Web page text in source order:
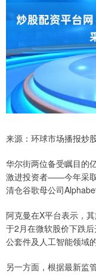
来源：环球市场播报炒
华尔街两位备受瞩目的
激进投资者——今年采
清仓谷歌母公司
阿克曼在X平台表示，
于2月在微软股价下跌
公套件及人工智能领域
另一方面，根据最新监